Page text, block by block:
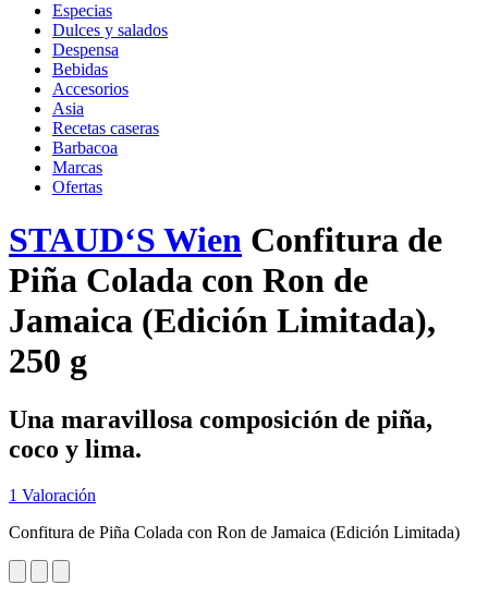
Especias
Dulces y salados
Despensa
Bebidas
Accesorios
Asia
Recetas caseras
Barbacoa
Marcas
Ofertas
STAUD‘S Wien Confitura de
Piña Colada con Ron de
Jamaica (Edición Limitada),
250 g
Una maravillosa composición de piña,
coco y lima.
1 Valoración
Confitura de Piña Colada con Ron de Jamaica (Edición Limitada)